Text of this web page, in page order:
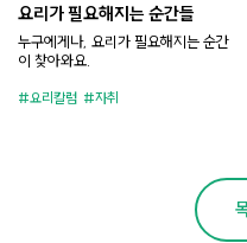
요리가 필요해지는 순간들
누구에게나, 요리가 필요해지는 순간
이 찾아와요.
요리칼럼 자취